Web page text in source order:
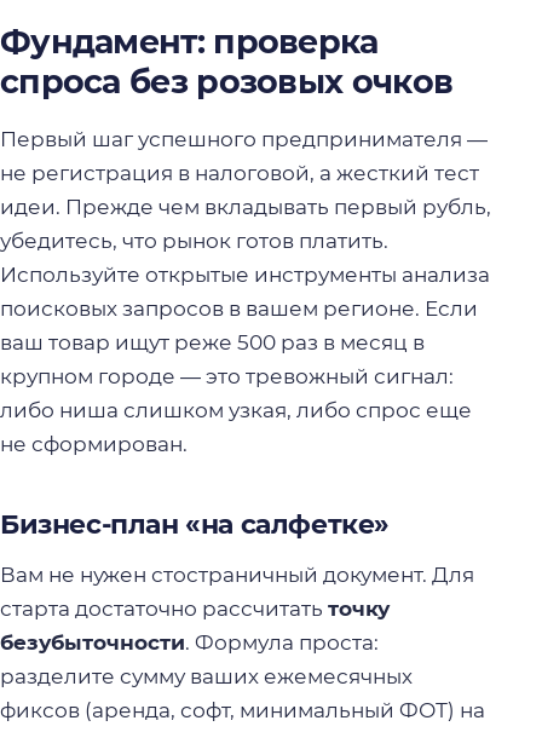
Фундамент: проверка
спроса без розовых очков
Первый шаг успешного предпринимателя —
не регистрация в налоговой, а жесткий тест
идеи. Прежде чем вкладывать первый рубль,
убедитесь, что рынок готов платить.
Используйте открытые инструменты анализа
поисковых запросов в вашем регионе. Если
ваш товар ищут реже 500 раз в месяц в
крупном городе — это тревожный сигнал:
либо ниша слишком узкая, либо спрос еще
не сформирован.
Бизнес-план «на салфетке»
Вам не нужен стостраничный документ. Для
старта достаточно рассчитать точку
безубыточности. Формула проста:
разделите сумму ваших ежемесячных
фиксов (аренда, софт, минимальный ФОТ) на